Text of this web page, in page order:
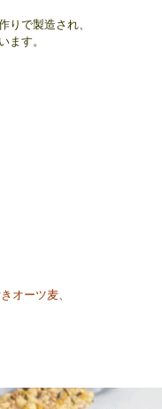
りで製造され、
ます。
オーツ麦、